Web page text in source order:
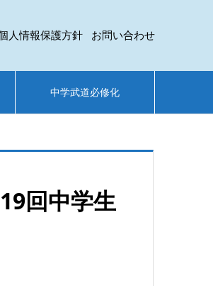
人情報保護方針 お問い合わせ
中学武道必修化
回中学生